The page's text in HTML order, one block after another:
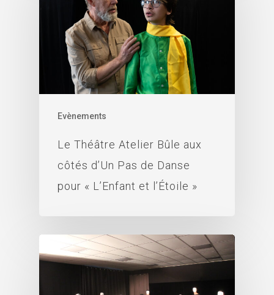
Evènements
Le Théâtre Atelier Bûle aux
côtés d’Un Pas de Danse
pour « L’Enfant et l’Étoile »